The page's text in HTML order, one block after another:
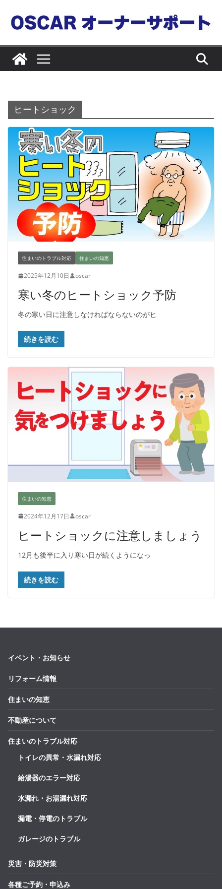
ン
ヒートショック
住まいのトラブル対応 住まいの知恵
2025年12月10日 oscar
寒い冬のヒートショック予防
冬の寒い日に注意しなければならないのがヒ
続きを読む
住まいの知恵
2024年12月17日 oscar
ヒートショックに注意しましょう
12月も後半に入り寒い日が続くようになっ
続きを読む
イベント・お知らせ
リフォーム情報
住まいの知恵
不動産について
住まいのトラブル対応
トイレの異常・水漏れ対応
給湯器のエラー対応
水漏れ・お湯漏れ対応
漏電・停電のトラブル
ガレージのトラブル
災害・防災対策
各種ご予約・申込み